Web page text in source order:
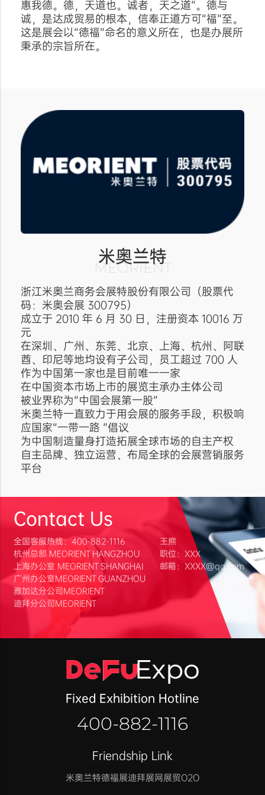
惠我德。德，天道也。诚者，天之道”。德与
诚，是达成贸易的根本，信奉正道方可“福”至。
这是展会以“德福”命名的意义所在，也是办展所
秉承的宗旨所在。
米奥兰特
MEORIENT
浙江米奥兰商务会展特股份有限公司（股票代
码：米奥会展 300795）
成立于 2010 年 6 月 30 日，注册资本 10016 万
元
在深圳、广州、东莞、北京、上海、杭州、阿联
酋、印尼等地均设有子公司，员工超过 700 人
作为中国第一家也是目前唯一一家
在中国资本市场上市的展览主承办主体公司
被业界称为“中国会展第一股”
米奥兰特一直致力于用会展的服务手段，积极响
应国家“一带一路 ”倡议
为中国制造量身打造拓展全球市场的自主产权
自主品牌、独立运营、布局全球的会展营销服务
平台
Contact Us
全国客服热线：400-882-1116
杭州总部 MEORIENT HANGZHOU
上海办公室 MEORIENT SHANGHAI
广州办公室MEORIENT GUANZHOU
雅加达分公司MEORIENT
迪拜分公司MEORIENT
王熊
职位：XXX
邮箱：XXXX@qq.com
Fixed Exhibition Hotline
400-882-1116
Friendship Link
米奥兰特德福展迪拜展网展贸O2O